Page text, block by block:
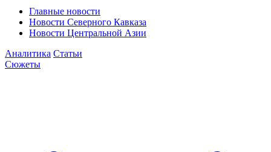
Главные новости
Новости Северного Кавказа
Новости Центральной Азии
Аналитика Статьи
Сюжеты